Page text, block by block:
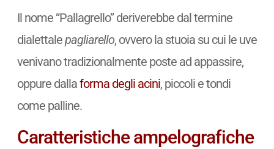
Il nome “Pallagrello” deriverebbe dal termine
dialettalepagliarello, ovvero la stuoia su cui le uve
venivano tradizionalmente poste ad appassire,
oppure dallaforma degli acini, piccoli e tondi
come palline.
Caratteristiche ampelografiche